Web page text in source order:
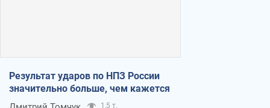
Результат ударов по НПЗ России
значительно больше, чем кажется
1,5 т.